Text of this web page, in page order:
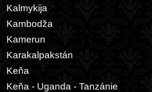
Kalmykija
Kambodža
Kamerun
Karakalpakstán
Keňa
Keňa - Uganda - Tanzánie